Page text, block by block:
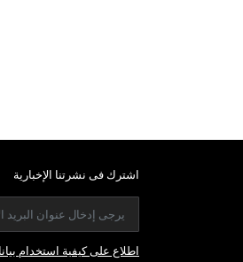
اشترك فى نشرتنا الإخبارية
اطلاع على كيفية استخدام